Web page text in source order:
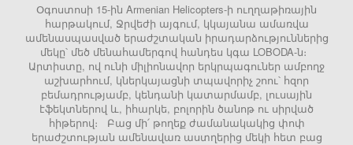
Օգոստոսի 15-ին Armenian Helicopters-ի ուղղաթիռային
հարթակում, Ջրվեժի այգում, կկայանա ամառվա
ամենասպասված երաժշտական իրադարձություններից
մեկը՝ մեծ մենահամերգով հանդես կգա LOBODA-ն։
Արտիստը, ով ունի միլիոնավոր երկրպագուներ ամբողջ
աշխարհում, կներկայացնի տպավորիչ շոու՝ հզոր
բեմադրությամբ, կենդանի կատարմամբ, լուսային
էֆեկտներով և, իհարկե, բոլորին ծանոթ ու սիրված
հիթերով։ Բաց մի՛ թողեք ժամանակակից փոփ
երաժշտության ամենավառ աստղերից մեկի հետ բաց